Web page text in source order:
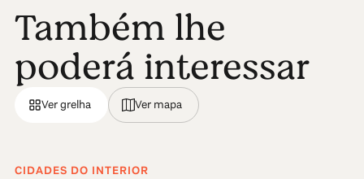
Também lhe
poderá interessar
Ver grelha Ver mapa
CIDADES DO INTERIOR